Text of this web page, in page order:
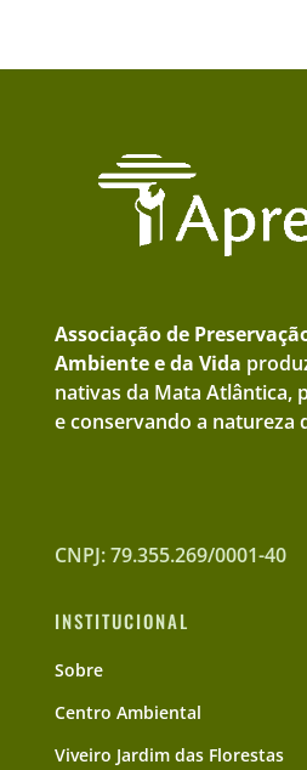
Associação de
Ambiente e da Vida
nativas da Mata Atlântica,
e conservando a natureza
CNPJ: 79.355.269/0001-40
INSTITUCIONAL
Sobre
Centro Ambiental
Viveiro Jardim das Florestas